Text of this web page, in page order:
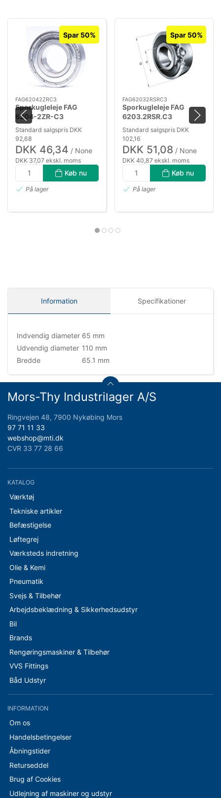
Spar 50%
FAG62042ZRC3
Sporkugleleje FAG
6204-2ZR-C3
Standard salgspris DKK
92,68
DKK 46,34 / None
DKK 37,07 ekskl. moms
Køb nu
På lager
Spar 50%
FAG62032RSRC3
Sporkugleleje FAG
6203.2RSR.C3
Standard salgspris DKK
102,16
DKK 51,08 / None
DKK 40,87 ekskl. moms
Køb nu
På lager
Information Specifikationer
Indvendig diameter 65 mm
Udvendig diameter 110 mm
Bredde
65.1 mm
Mors-Thy Industrilager A/S
Ringvejen 48, 7900 Nykøbing Mors
97 71 11 33
webshop@mti.dk
CVR 33 77 28 66
KATALOG
Værktøj
Tekniske artikler
Befæstigelse
Løftegrej
Værksteds indretning
Olie & Kemi
Pneumatik
Svejs & Tilbehør
Arbejdsbeklædning & Sikkerhedsudstyr
Bil
Brands
Rengøringsmaskiner & Tilbehør
VVS Fittings
Båd Udstyr
INFORMATION
Om os
Handelsbetingelser
Åbningstider
Returseddel
Brug af Cookies
Udlejning af maskiner og udstyr